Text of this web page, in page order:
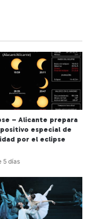
– Alicante prepara
especial de
por el eclipse
5 días